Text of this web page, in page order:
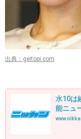
出典：geitopi.com
水10は
能ニュ